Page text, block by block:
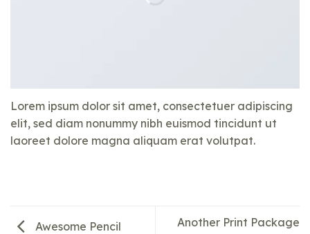
Lorem ipsum dolor sit amet, consectetuer adipiscing
elit, sed diam nonummy nibh euismod tincidunt ut
laoreet dolore magna aliquam erat volutpat.
Awesome Pencil
Another Print Package